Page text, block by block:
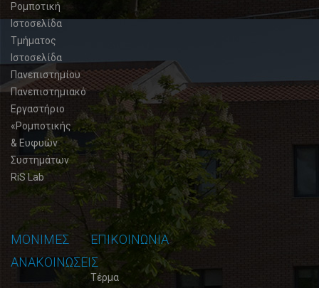
Ρομποτική
Ιστοσελίδα
Τμήματος
Ιστοσελίδα
Πανεπιστημίου
Πανεπιστημιακό
Εργαστήριο
«Ρομποτικής
& Ευφυών
Συστημάτων
RiS Lab
ΜΟΝΙΜΕΣ
ΑΝΑΚΟΙΝΩΣΕΙΣ
ΕΠΙΚΟΙΝΩΝΙΑ
Τέρμα